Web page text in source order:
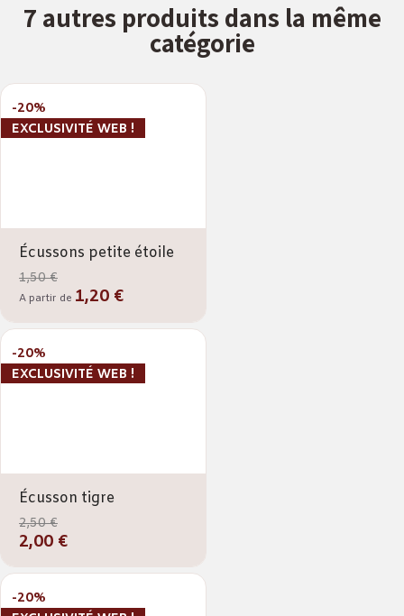
7 autres produits dans la même
catégorie
Écussons petite étoile
1,50 €
-20%
EXCLUSIVITÉ WEB !
A partir de 1,20 €
Écusson tigre
2,50 €
-20%
EXCLUSIVITÉ WEB !
2,00 €
-20%